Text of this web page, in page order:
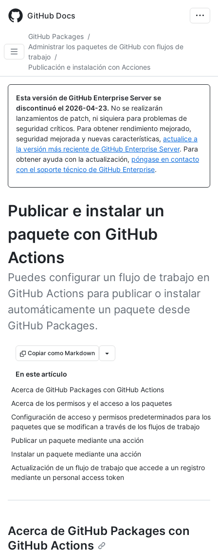
main
GitHub Docs
GitHub Packages /
Administrar los paquetes de GitHub con flujos de
trabajo /
Publicación e instalación con Acciones
Esta versión de GitHub Enterprise Server se
discontinuó el 2026-04-23. No se realizarán
lanzamientos de patch, ni siquiera para problemas de
seguridad críticos. Para obtener rendimiento mejorado,
seguridad mejorada y nuevas características, actualice a
la versión más reciente de GitHub Enterprise Server. Para
obtener ayuda con la actualización, póngase en contacto
con el soporte técnico de GitHub Enterprise.
Publicar e instalar un
paquete con GitHub
Actions
Puedes configurar un flujo de trabajo en
GitHub Actions para publicar o instalar
automáticamente un paquete desde
GitHub Packages.
Copiar como Markdown
En este artículo
Acerca de GitHub Packages con GitHub Actions
Acerca de los permisos y el acceso a los paquetes
Configuración de acceso y permisos predeterminados para los
paquetes que se modifican a través de los flujos de trabajo
Publicar un paquete mediante una acción
Instalar un paquete mediante una acción
Actualización de un flujo de trabajo que accede a un registro
mediante un personal access token
Acerca de GitHub Packages con
GitHub Actions